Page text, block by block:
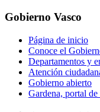
Gobierno Vasco
Página de inicio
Conoce el
Departamentos y
Atención
Gobierno abierto
Gardena, portal de